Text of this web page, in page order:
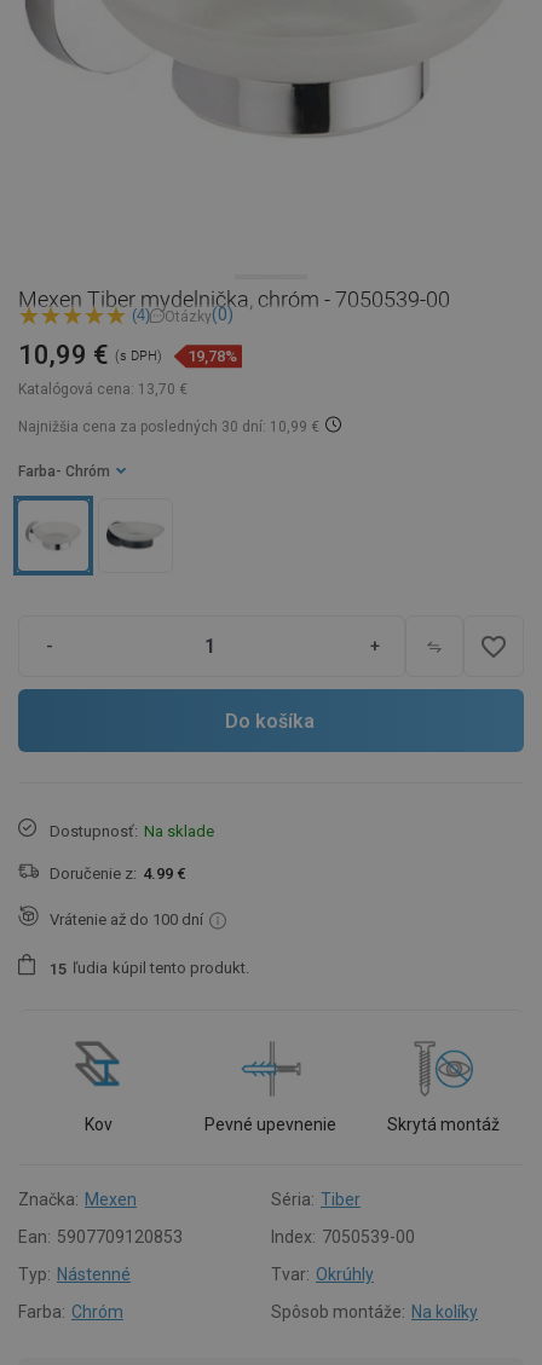
Mexen Tiber mydelnička, chróm - 7050539-00
(4) Otázky(0)
Katalógová cena: 13,70 €
10,99 € (s DPH) 19,78%
Najnižšia cena za posledných 30 dní: 10,99 €
Farba - Chróm
- + favorite_border
Do košíka
Dostupnosť: Na sklade
Doručenie z: 4.99 €
Vrátenie až do 100 dní
1 5 ľudia kúpil tento produkt.
Kov Pevné upevnenie Skrytá montáž
Značka: Mexen Séria: Tiber
Ean: 5907709120853 Index: 7050539-00
Typ: Nástenné Tvar: Okrúhly
Farba: Chróm Spôsob montáže: Na kolíky